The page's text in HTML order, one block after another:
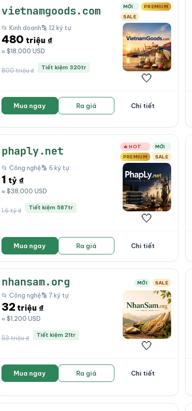
vietnamgoods.com MỚI
PREMIUM
SALE
📂 Kinh doanh🔡 12 ký tự
480 triệu ₫
≈ $18,000 USD
800 triệu ₫ Tiết kiệm 320tr
🤍
Mua ngay Ra giá Chi tiết
phaply.net 🔥 HOT
MỚI
PREMIUM
SALE
📂 Công nghệ🔡 6 ký tự
1 tỷ ₫
≈ $38,000 USD
1,6 tỷ ₫ Tiết kiệm 587tr
🤍
Mua ngay Ra giá Chi tiết
nhansam.org MỚI SALE
📂 Công nghệ🔡 7 ký tự
32 triệu ₫
≈ $1,200 USD
53 triệu ₫ Tiết kiệm 21tr
🤍
Mua ngay Ra giá Chi tiết